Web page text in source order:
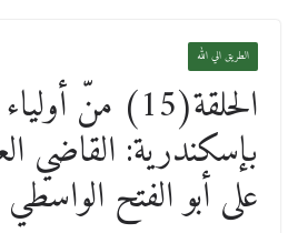
الطريق الي الله
الحلقة(15) منّ
بإسكندرية: القاضي
على أبو الفتح الواسطي